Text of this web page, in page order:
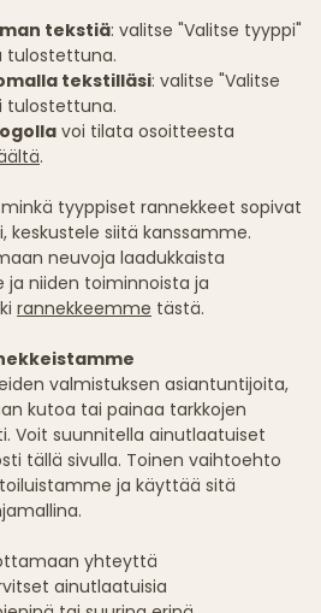
tekstiä: valitse "Valitse tyyppi"
tulostettuna.
tekstilläsi: valitse "Valitse
tulostettuna.
voi tilata osoitteesta
.
tyyppiset rannekkeet sopivat
siitä kanssamme.
neuvoja laadukkaista
niiden toiminnoista ja
rannekkeemme tästä.
valmistuksen asiantuntijoita,
kutoa tai painaa tarkkojen
Voit suunnitella ainutlaatuiset
tällä sivulla. Toinen vaihtoehto
ja käyttää sitä
yhteyttä
ainutlaatuisia